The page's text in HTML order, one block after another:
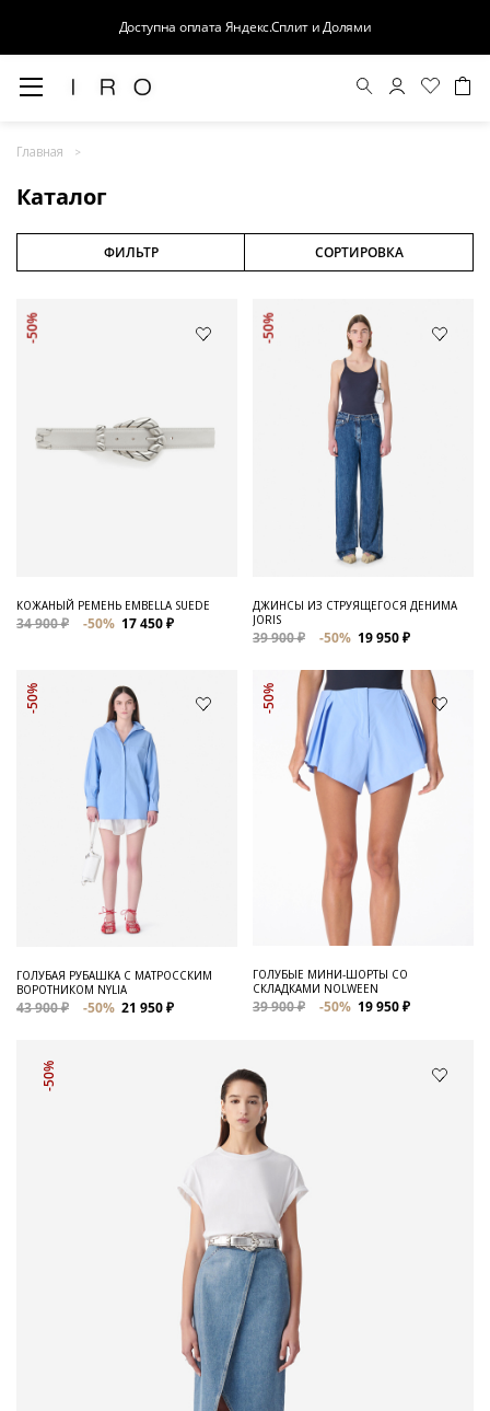
Доступна оплата Яндекс.Сплит и Долями
Главная
Каталог
Церемония
Распродажа
Для нее
Сумки и аксессуары
ФИЛЬТР СОРТИРОВКА
-50%
КОЖАНЫЙ РЕМЕНЬ EMBELLA SUEDE
34 900 ₽ -50% 17 450 ₽
-50%
ДЖИНСЫ ИЗ СТРУЯЩЕГОСЯ ДЕНИМА
JORIS
39 900 ₽ -50% 19 950 ₽
-50%
ГОЛУБАЯ РУБАШКА С МАТРОССКИМ
ВОРОТНИКОМ NYLIA
43 900 ₽ -50% 21 950 ₽
-50%
ГОЛУБЫЕ МИНИ-ШОРТЫ СО
СКЛАДКАМИ NOLWEEN
39 900 ₽ -50% 19 950 ₽
-50%